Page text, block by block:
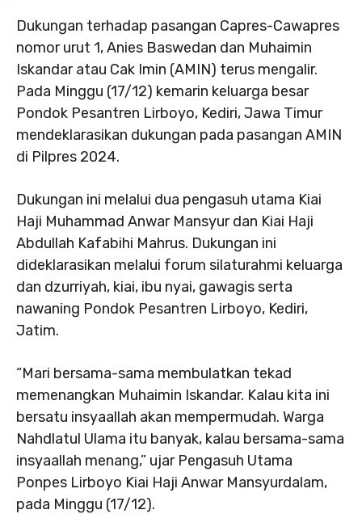
Dukungan terhadap pasangan Capres-Cawapres
nomor urut 1, Anies Baswedan dan Muhaimin
Iskandar atau Cak Imin (AMIN) terus mengalir.
Pada Minggu (17/12) kemarin keluarga besar
Pondok Pesantren Lirboyo, Kediri, Jawa Timur
mendeklarasikan dukungan pada pasangan AMIN
di Pilpres 2024.
Dukungan ini melalui dua pengasuh utama Kiai
Haji Muhammad Anwar Mansyur dan Kiai Haji
Abdullah Kafabihi Mahrus. Dukungan ini
dideklarasikan melalui forum silaturahmi keluarga
dan dzurriyah, kiai, ibu nyai, gawagis serta
nawaning Pondok Pesantren Lirboyo, Kediri,
Jatim.
“Mari bersama-sama membulatkan tekad
memenangkan Muhaimin Iskandar. Kalau kita ini
bersatu insyaallah akan mempermudah. Warga
Nahdlatul Ulama itu banyak, kalau bersama-sama
insyaallah menang,” ujar Pengasuh Utama
Ponpes Lirboyo Kiai Haji Anwar Mansyurdalam,
pada Minggu (17/12).